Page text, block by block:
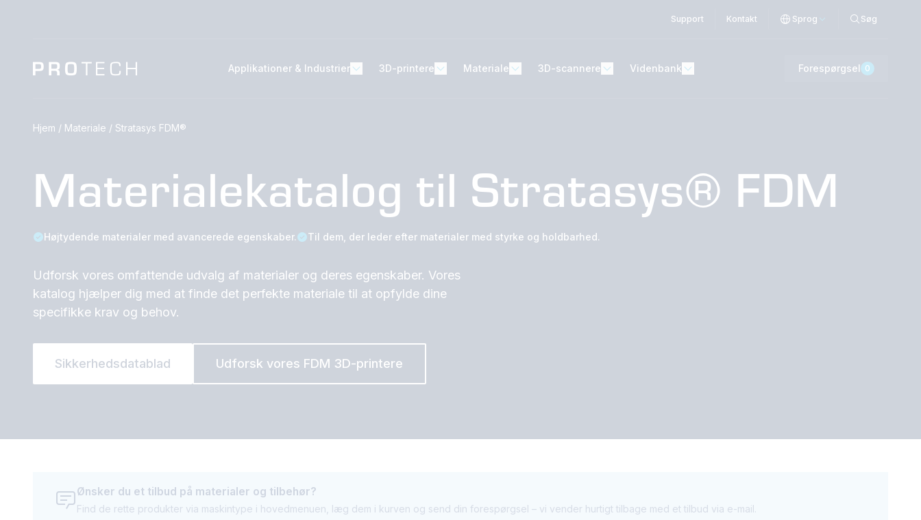
Support Kontakt Sprog Søg
Applikationer & Industrier 3D-printere Materiale 3D-scannere Videnbank Forespørgsel 0
Hjem / Materiale / Stratasys FDM®
Materialekatalog til Stratasys® FDM
Højtydende materialer med avancerede egenskaber. Til dem, der leder efter materialer med styrke og holdbarhed.
Udforsk vores omfattende udvalg af materialer og deres egenskaber. Vores
katalog hjælper dig med at finde det perfekte materiale til at opfylde dine
specifikke krav og behov.
Sikkerhedsdatablad Udforsk vores FDM 3D-printere
Ønsker du et tilbud på materialer og tilbehør?
Find de rette produkter via maskintype i hovedmenuen, læg dem i kurven og send din forespørgsel – vi vender hurtigt tilbage med et tilbud via e-mail.